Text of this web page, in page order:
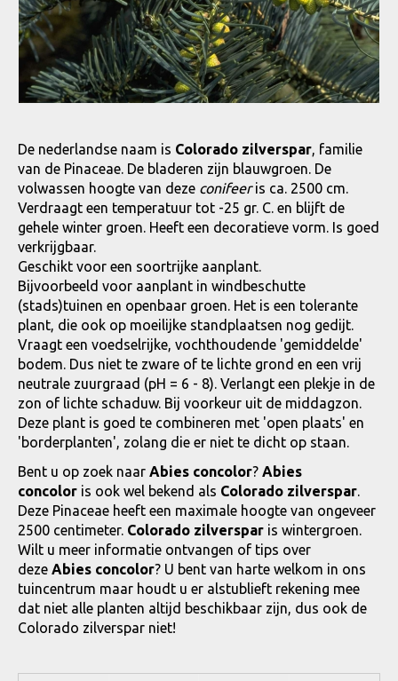
De nederlandse naam is Colorado zilverspar, familie
van de Pinaceae. De bladeren zijn blauwgroen. De
volwassen hoogte van deze conifeeris ca. 2500 cm.
Verdraagt een temperatuur tot -25 gr. C. en blijft de
gehele winter groen. Heeft een decoratieve vorm. Is goed
verkrijgbaar.
Geschikt voor een soortrijke aanplant.
Bijvoorbeeld voor aanplant in windbeschutte
(stads)tuinen en openbaar groen. Het is een tolerante
plant, die ook op moeilijke standplaatsen nog gedijt.
Vraagt een voedselrijke, vochthoudende 'gemiddelde'
bodem. Dus niet te zware of te lichte grond en een vrij
neutrale zuurgraad (pH = 6 - 8). Verlangt een plekje in de
zon of lichte schaduw. Bij voorkeur uit de middagzon.
Deze plant is goed te combineren met 'open plaats' en
'borderplanten', zolang die er niet te dicht op staan.
Bent u op zoek naar Abies concolor? Abies
concolor is ook wel bekend als Colorado zilverspar.
Deze Pinaceae heeft een maximale hoogte van ongeveer
2500 centimeter. Colorado zilverspar is wintergroen.
Wilt u meer informatie ontvangen of tips over
deze Abies concolor? U bent van harte welkom in ons
tuincentrum maar houdt u er alstublieft rekening mee
dat niet alle planten altijd beschikbaar zijn, dus ook de
Colorado zilverspar niet!